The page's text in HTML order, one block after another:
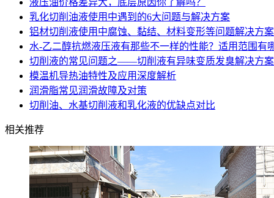
乳化切削油液使用中遇到的6大问题与解决方案
铝材切削液使用中腐蚀、黏结、材料变形等问题解决方案
水-乙二醇抗燃液压液有那些不一样的性能？适用范围有
切削液的常见问题之——切削液有异味变质发臭解决方案
模温机导热油特性及应用深度解析
润滑脂常见润滑故障及对策
切削油、水基切削液和乳化液的优缺点对比
相关推荐